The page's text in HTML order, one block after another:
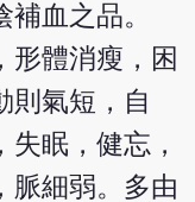
血之品。
形體消瘦，困
則氣短，自
眠，健忘，
脈細弱。多由